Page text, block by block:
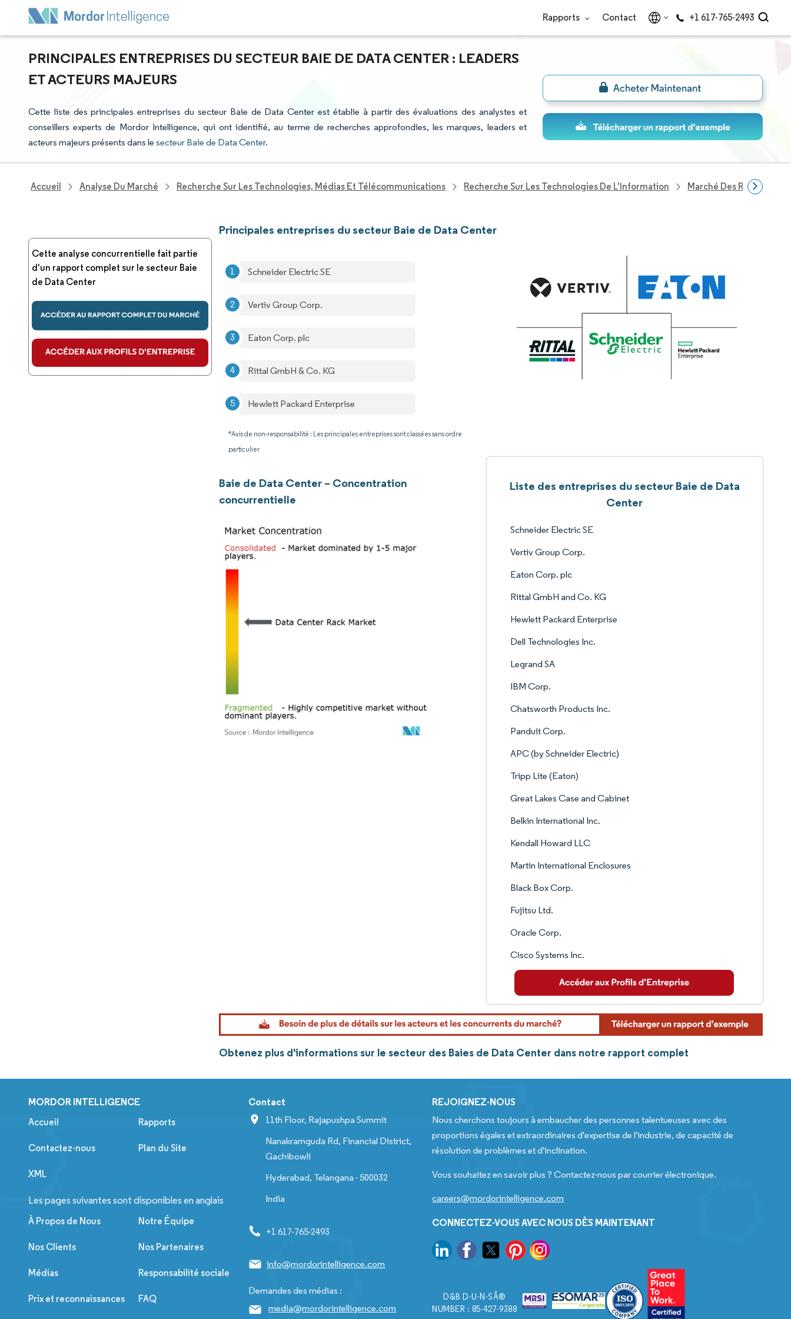
Rapports Contact +1 617-765-2493
PRINCIPALES ENTREPRISES DU SECTEUR BAIE DE DATA CENTER : LEADERS
ET ACTEURS MAJEURS
Cette liste des principales entreprises du secteur Baie de Data Center est établie à partir des évaluations des analystes et
conseillers experts de Mordor Intelligence, qui ont identifié, au terme de recherches approfondies, les marques, leaders et
acteurs majeurs présents dans le secteur Baie de Data Center.
Accueil Analyse Du Marché Recherche Sur Les Technologies, Médias Et Télécommunications Recherche Sur Les Technologies De L'Information Marché Des Racks De
Cette analyse concurrentielle fait partie
d'un rapport complet sur le secteur Baie
de Data Center
Principales entreprises du secteur Baie de Data Center
Schneider Electric SE
Vertiv Group Corp.
Eaton Corp. plc
Rittal GmbH & Co. KG
Hewlett Packard Enterprise
*Avis de non-responsabilité : Les principales entreprises sont classées sans ordre
particulier
Baie de Data Center – Concentration
concurrentielle
Liste des entreprises du secteur Baie de Data
Center
Schneider Electric SE
Vertiv Group Corp.
Eaton Corp. plc
Rittal GmbH and Co. KG
Hewlett Packard Enterprise
Dell Technologies Inc.
Legrand SA
IBM Corp.
Chatsworth Products Inc.
Panduit Corp.
APC (by Schneider Electric)
Tripp Lite (Eaton)
Great Lakes Case and Cabinet
Belkin International Inc.
Kendall Howard LLC
Martin International Enclosures
Black Box Corp.
Fujitsu Ltd.
Oracle Corp.
Cisco Systems Inc.
Obtenez plus d'informations sur le secteur des Baies de Data Center dans notre rapport complet
MORDOR INTELLIGENCE
Accueil Rapports
Contactez-nous Plan du Site
XML
Les pages suivantes sont disponibles en anglais
À Propos de Nous Notre Équipe
Nos Clients Nos Partenaires
Médias Responsabilité sociale
Prix et reconnaissances FAQ
Contact
11th Floor, Rajapushpa Summit
Nanakramguda Rd, Financial District,
Gachibowli
Hyderabad, Telangana - 500032
India
+1 617-765-2493
info@mordorintelligence.com
Demandes des médias :
media@mordorintelligence.com
REJOIGNEZ-NOUS
Nous cherchons toujours à embaucher des personnes talentueuses avec des
proportions égales et extraordinaires d'expertise de l'industrie, de capacité de
résolution de problèmes et d'inclination.
Vous souhaitez en savoir plus ? Contactez-nous par courrier électronique.
careers@mordorintelligence.com
CONNECTEZ-VOUS AVEC NOUS DÈS MAINTENANT
D&B D-U-N-SÂ®
NUMBER : 85-427-9388